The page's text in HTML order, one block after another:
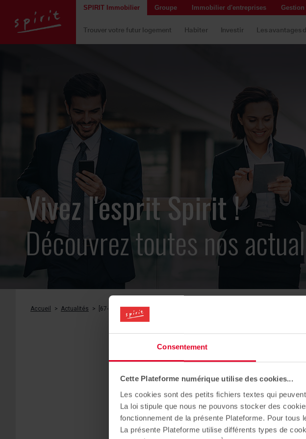
Consentement
Cette Plateforme numérique utilise des cookies...
Les cookies sont des petits fichiers textes qui
La loi stipule que nous ne pouvons stocker des
fonctionnement de la présente Plateforme. Pour
La présente Plateforme utilise différents types de
SPIRIT Immobilier Groupe Immobilier d'entreprises
Trouver votre futur logement Habiter Investir Les avantages
Vivez l'esprit Spirit !
Découvreztoutes nos
Accueil Actualités [67- Strasbourg] Démarrage des travaux de "Tivoli 48"
[67-